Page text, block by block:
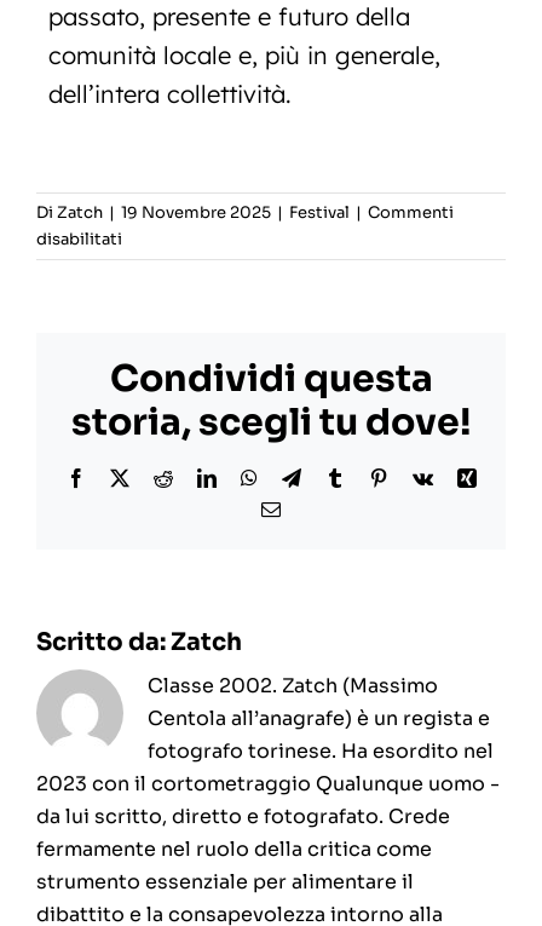
passato, presente e futuro della
comunità locale e, più in generale,
dell’intera collettività.
Di Zatch | 19 Novembre 2025 | Festival | Commenti
disabilitati
L’omaggio
al
Glocal
Film
Condividi questa
storia, scegli tu dove!
Facebook
X RedditLinkedInWhatsApp
TelegramTumblrPinterest
Vk
Xing
Email
Scritto da:Zatch
Classe 2002. Zatch (Massimo
Centola all’anagrafe) è un regista e
fotografo torinese. Ha esordito nel
2023 con il cortometraggio Qualunque uomo -
da lui scritto, diretto e fotografato. Crede
fermamente nel ruolo della critica come
strumento essenziale per alimentare il
dibattito e la consapevolezza intorno alla